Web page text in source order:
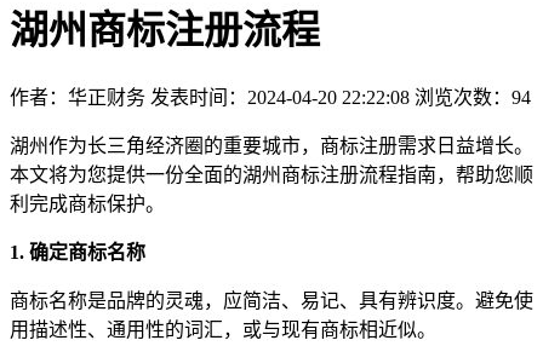
湖州商标注册流程
作者：华正财务 发表时间：2024-04-20 22:22:08 浏览次数：94
湖州作为长三角经济圈的重要城市，商标注册需求日益增长。
本文将为您提供一份全面的湖州商标注册流程指南，帮助您顺
利完成商标保护。
1. 确定商标名称
商标名称是品牌的灵魂，应简洁、易记、具有辨识度。避免使
用描述性、通用性的词汇，或与现有商标相近似。